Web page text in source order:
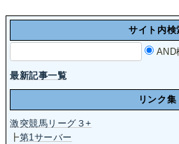
サイト内検
AND
最新記事一覧
リンク集
激突競馬リーグ３+
┣第1サーバー